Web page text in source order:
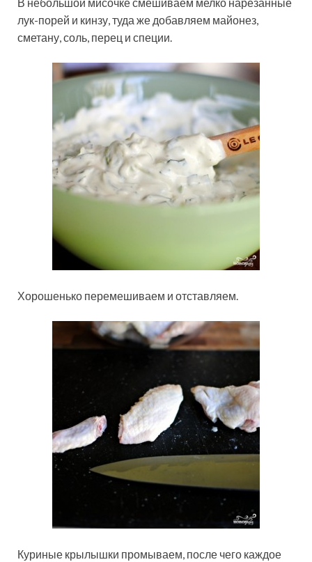
лук-порей и кинзу, туда же добавляем майонез,
сметану, соль, перец и специи.
Хорошенько перемешиваем и отставляем.
Куриные крылышки промываем, после чего каждое